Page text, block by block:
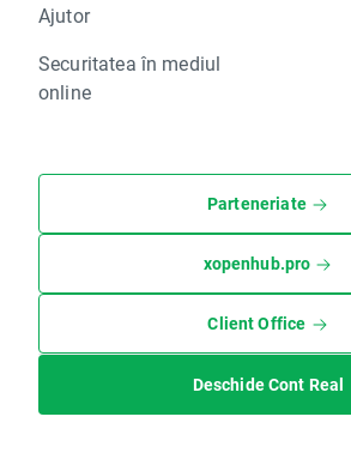
Ajutor
Securitatea în mediul
online
Parteneriate
xopenhub.pro
Client Office
Deschide Cont Real